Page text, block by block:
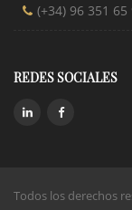
(+34) 96 351 65
REDES SOCIALES
Todos los derechos